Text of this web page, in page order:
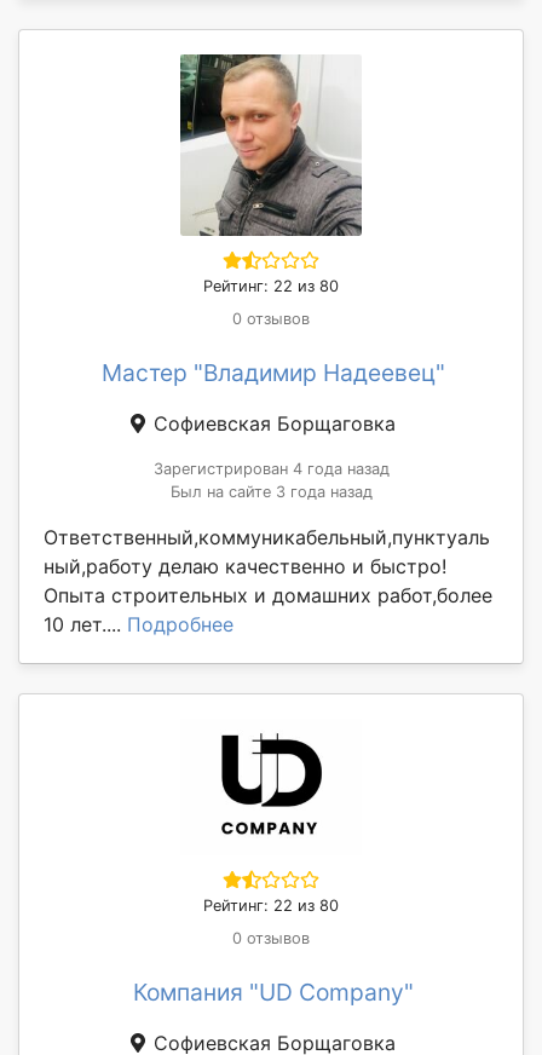
Рейтинг: 22 из 80
0 отзывов
Мастер "Владимир Надеевец"
Софиевская Борщаговка
Зарегистрирован 4 года назад
Был на сайте 3 года назад
Ответственный,коммуникабельный,пунктуаль
ный,работу делаю качественно и быстро!
Опыта строительных и домашних работ,более
10 лет.... Подробнее
Рейтинг: 22 из 80
0 отзывов
Компания "UD Company"
Софиевская Борщаговка